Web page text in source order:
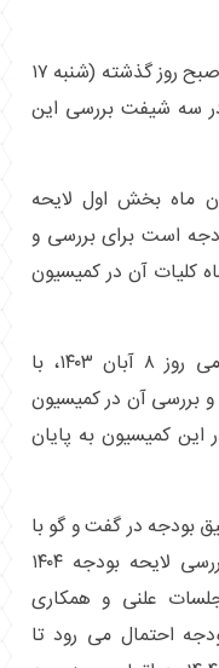
بررسی بخش هزینه ای لایحه بودجه از صبح روز گذشته (شنبه ۱۷
سه شیفت بررسی این
ماه بخش اول لایحه
بودجه است برای بررسی و
ارائه کرد و ۷ آبان ماه کلیات آن در کمیسیون
سپس نمایندگان مجلس شورای اسلامی روز ۸ آبان ۱۴۰۳، با
موافقت کردند و بررسی آن در کمیسیون
شد و ۶ آذرماه در این کمیسیون به پایان
بودجه در گفت و گو با
خبرنگار سیاسی ایرنا در مورد روند بررسی لایحه بودجه ۱۴۰۴
علنی و همکاری
احتمال می رود تا